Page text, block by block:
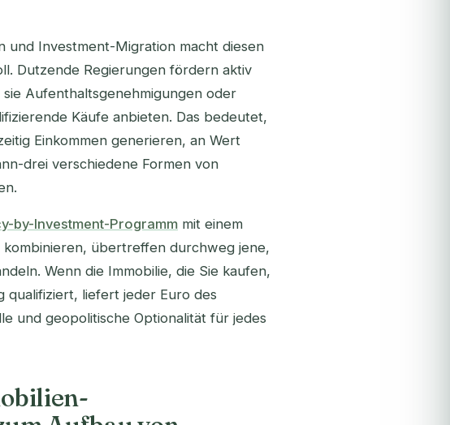
und Investment-Migration macht diesen
Dutzende Regierungen fördern aktiv
Aufenthaltsgenehmigungen oder
Käufe anbieten. Das bedeutet,
Einkommen generieren, an Wert
drei verschiedene Formen von
by-Investment-Programm mit einem
übertreffen durchweg jene,
Wenn die Immobilie, die Sie kaufen,
qualifiziert, liefert jeder Euro des
und geopolitische Optionalität für jedes